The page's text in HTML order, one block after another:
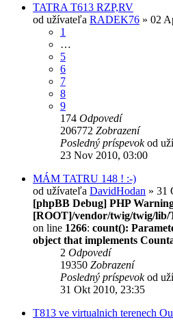
TATRA T613 RZP,RV
od užívateľa RADEK76 » 02
1
…
5
6
7
8
9
174 Odpovedí
206772 Zobrazení
Posledný príspevokod
23 Nov 2010, 03:00
MÁM TATRU 148 ! :-)
od užívateľa DavidHodan » 31
[phpBB Debug] PHP
[ROOT]/vendor/twig/twig/lib/
on line 1266: count():
object that implements
2 Odpovedí
19350 Zobrazení
Posledný príspevokod
31 Okt 2010, 23:35
T813 ve virtualnich terenech